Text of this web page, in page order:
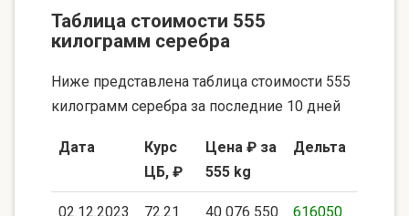
Таблица стоимости 555
килограмм серебра
Ниже представлена таблица стоимости 555
килограмм серебра за последние 10 дней
Дата
Курс
ЦБ, ₽
Цена ₽ за
555 kg
Дельта
02.12.2023 72.21 40 076 550 616050